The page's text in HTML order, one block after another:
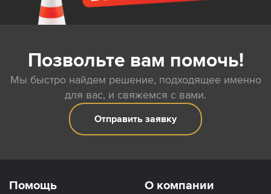
Позвольте вам помочь!
Мы быстро найдем решение, подходящее именно
для вас, и свяжемся с вами.
Отправить заявку
Помощь
О компании